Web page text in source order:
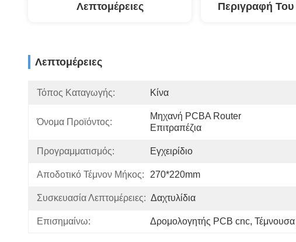
Λεπτομέρειες Περιγραφή Του
Λεπτομέρειες
Τόπος Καταγωγής: Κίνα
Όνομα Προϊόντος:
Μηχανή PCBA Router
Επιτραπέζια
Προγραμματισμός: Εγχειρίδιο
Αποδοτικό Τέμνον Μήκος: 270*220mm
Συσκευασία Λεπτομέρειες: Δαχτυλίδια
Επισημαίνω: Δρομολογητής PCB cnc,